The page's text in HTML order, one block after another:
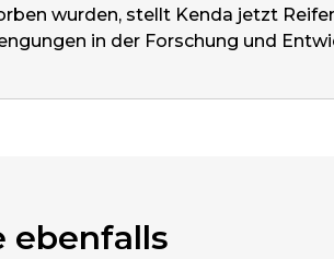
wurden, stellt Kenda jetzt
in der Forschung und
ebenfalls